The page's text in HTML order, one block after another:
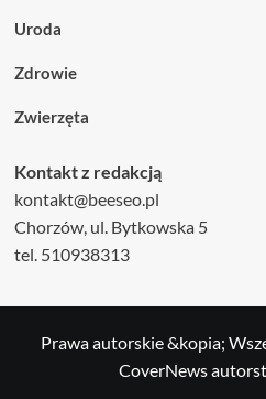
Uroda
Zdrowie
Zwierzęta
Kontakt z redakcją
kontakt@beeseo.pl
Chorzów, ul. Bytkowska 5
tel. 510938313
Prawa autorskie &kopia;
CoverNews